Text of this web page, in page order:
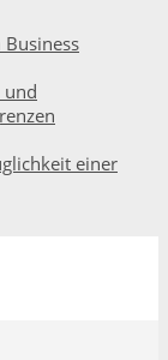
und
einer